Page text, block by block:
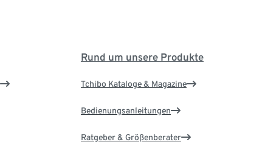
Rund um unsere Produkte
Tchibo Kataloge & Magazine
Bedienungsanleitungen
Ratgeber & Größenberater